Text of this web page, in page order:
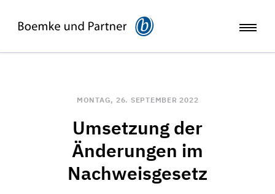
MONTAG, 26. SEPTEMBER 2022
Umsetzung der
Änderungen im
Nachweisgesetz